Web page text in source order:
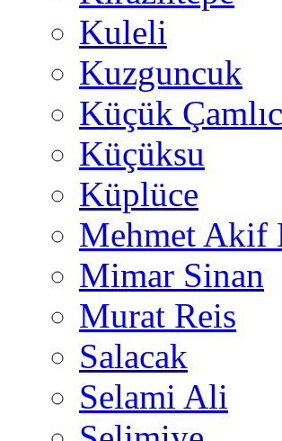
Kuleli
Kuzguncuk
Küçük
Küçüksu
Küplüce
Mehmet Akif
Mimar Sinan
Murat Reis
Salacak
Selami Ali